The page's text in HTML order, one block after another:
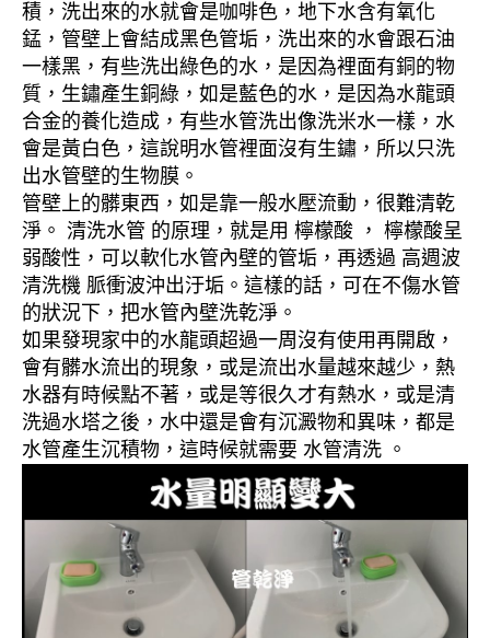
積，洗出來的水就會是咖啡色，地下水含有氧化
錳，管壁上會結成黑色管垢，洗出來的水會跟石油
一樣黑，有些洗出綠色的水，是因為裡面有銅的物
質，生鏽產生銅綠，如是藍色的水，是因為水龍頭
合金的養化造成，有些水管洗出像洗米水一樣，水
會是黃白色，這說明水管裡面沒有生鏽，所以只洗
出水管壁的生物膜。
管壁上的髒東西，如是靠一般水壓流動，很難清乾
淨。 清洗水管 的原理，就是用 檸檬酸 ， 檸檬酸呈
弱酸性，可以軟化水管內壁的管垢，再透過 高週波
清洗機 脈衝波沖出汙垢。這樣的話，可在不傷水管
的狀況下，把水管內壁洗乾淨。
如果發現家中的水龍頭超過一周沒有使用再開啟，
會有髒水流出的現象，或是流出水量越來越少，熱
水器有時候點不著，或是等很久才有熱水，或是清
洗過水塔之後，水中還是會有沉澱物和異味，都是
水管產生沉積物，這時候就需要 水管清洗 。